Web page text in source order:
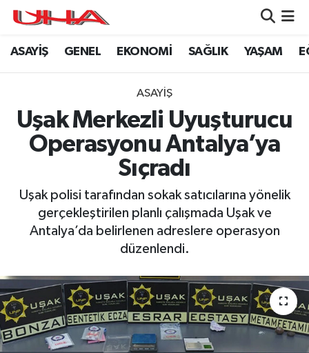
ASAYİŞ GENEL EKONOMİ SAĞLIK YAŞAM
ASAYİŞ
Uşak Merkezli Uyuşturucu
Operasyonu Antalya’ya
Sıçradı
Uşak polisi tarafından sokak satıcılarına yönelik
gerçekleştirilen planlı çalışmada Uşak ve
Antalya’da belirlenen adreslere operasyon
düzenlendi.
ASAYİŞ
GENEL
YAŞAM
SAĞLIK
LEZETLERİMİZ
EĞİTİM
ÇEVRE
Nöbetçi Eczaneler
Namaz Vakitleri
Trafik Durumu
Puan Durumu ve Fikstür
Tüm Manşetler
Haber Arşivi